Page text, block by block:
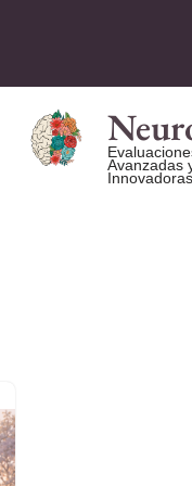
Avanzadas
Innovadoras